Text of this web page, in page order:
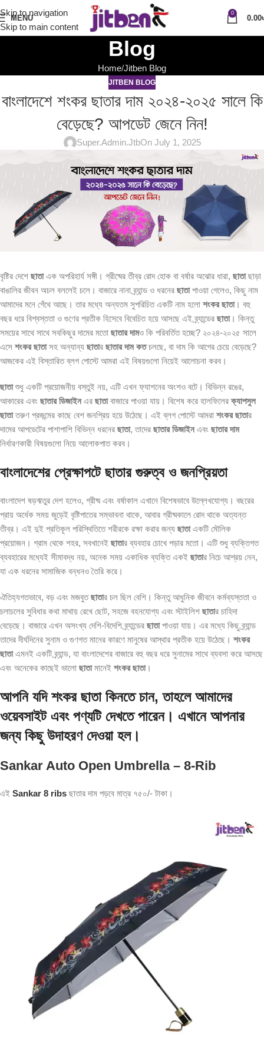
Skip to navigation
Skip to main content
MENU
0
0.00
Blog
Home Jitben Blog
JITBEN BLOG
বাংলাদেশে শংকর ছাতার দাম ২০২৪-২০২৫ সালে কি
বেড়েছে? আপডেট জেনে নিন!
Super.Admin.JtbOn July 1, 2025
বৃষ্টির দেশে ছাতাএক অপরিহার্য সঙ্গী। গ্রীষ্মের তীব্র রোদ হোক বা বর্ষার অঝোর ধারা, ছাতাছাড়া
বাঙালির জীবন অচল বললেই চলে। বাজারে নানা ব্র্যান্ড ও ধরনের ছাতাপাওয়া গেলেও, কিছু নাম
আমাদের মনে গেঁথে আছে। তার মধ্যে অন্যতম সুপরিচিত একটি নাম হলো শংকর ছাতা। বহু
বছর ধরে বিশ্বস্ততা ও গুণের প্রতীক হিসেবে বিবেচিত হয়ে আসছে এই ব্র্যান্ডের ছাতা। কিন্তু
সময়ের সাথে সাথে সবকিছুর দামের মতো ছাতার দামও কি পরিবর্তিত হচ্ছে? ২০২৪-২০২৫ সালে
এসে শংকর ছাতাসহ অন্যান্য ছাতার ছাতার দাম কতচলছে, বা দাম কি আগের চেয়ে বেড়েছে?
আজকের এই বিস্তারিত ব্লগ পোস্টে আমরা এই বিষয়গুলো নিয়েই আলোচনা করব।
ছাতাশুধু একটি প্রয়োজনীয় বস্তুই নয়, এটি এখন ফ্যাশনের অংশও বটে। বিভিন্ন রঙের,
আকারের এবং ছাতার ডিজাইনএর ছাতাবাজারে পাওয়া যায়। বিশেষ করে হালফিলেরক্যাপসুল
ছাতাতরুণ প্রজন্মের কাছে বেশ জনপ্রিয় হয়ে উঠেছে। এই ব্লগ পোস্টে আমরা শংকর ছাতার
দামের আপডেটের পাশাপাশি বিভিন্ন ধরনের ছাতা, তাদের ছাতার ডিজাইনএবং ছাতার দাম
নির্ধারণকারী বিষয়গুলো নিয়ে আলোকপাত করব।
বাংলাদেশের প্রেক্ষাপটে ছাতার গুরুত্ব ও জনপ্রিয়তা
বাংলাদেশ ষড়ঋতুর দেশ হলেও, গ্রীষ্ম এবং বর্ষাকাল এখানে বিশেষভাবে উল্লেখযোগ্য। বছরের
প্রায় অর্ধেক সময় জুড়েই বৃষ্টিপাতের সম্ভাবনা থাকে, আবার গ্রীষ্মকালে রোদ থাকে অত্যন্ত
তীব্র। এই দুই প্রতিকূল পরিস্থিতিতে শরীরকে রক্ষা করার জন্য ছাতাএকটি মৌলিক
প্রয়োজন। গ্রাম থেকে শহর, সবখানেই ছাতার ব্যবহার চোখে পড়ার মতো। এটি শুধু ব্যক্তিগত
ব্যবহারের মধ্যেই সীমাবদ্ধ নয়, অনেক সময় একাধিক ব্যক্তি একই ছাতার নিচে আশ্রয় নেন,
যা এক ধরনের সামাজিক বন্ধনও তৈরি করে।
ঐতিহ্যগতভাবে, বড় এবং মজবুতছাতার চল ছিল বেশি। কিন্তু আধুনিক জীবনে কর্মব্যস্ততা ও
চলাচলের সুবিধার কথা মাথায় রেখে ছোট, সহজে বহনযোগ্য এবং স্টাইলিশ ছাতার চাহিদা
বেড়েছে। বাজারে এখন অসংখ্য দেশি-বিদেশি ব্র্যান্ডের ছাতাপাওয়া যায়। এর মধ্যে কিছু ব্র্যান্ড
তাদের দীর্ঘদিনের সুনাম ও গুণগত মানের কারণে মানুষের আস্থার প্রতীক হয়ে উঠেছে। শংকর
ছাতাএমনই একটি ব্র্যান্ড, যা বাংলাদেশের বাজারে বহু বছর ধরে সুনামের সাথে ব্যবসা করে আসছে
এবং অনেকের কাছেই ভালো ছাতামানেই শংকর ছাতা।
আপনি যদি শংকর ছাতা কিনতে চান, তাহলে আমাদের
ওয়েবসাইট এবং পণ্যটি দেখতে পারেন। এখানে আপনার
জন্য কিছু উদাহরণ দেওয়া হল।
Sankar Auto Open Umbrella – 8-Rib
এই Sankar 8 ribs ছাতার দাম পড়বে মাত্র ৭৫০/- টাকা।